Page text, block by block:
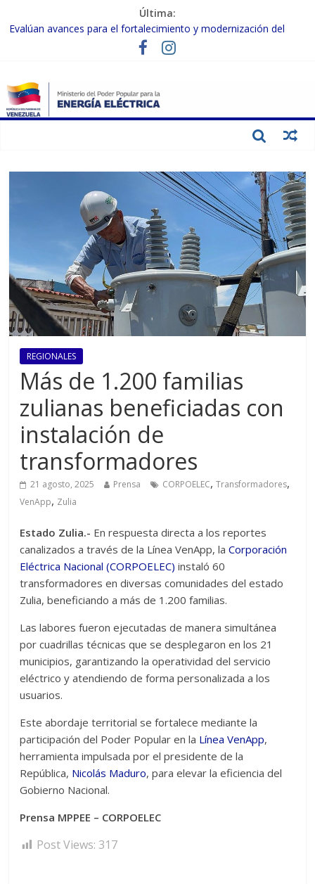
Última:
Evalúan avances para el fortalecimiento y modernización del
Inspeccionan trabajos de rehabilitación en instalaciones del SEN
Gobierno Nacional activa plan preventivo para fortalecer el SEN
ante el fenómeno de El Niño
Termocarabobo recupera el 50% de su capacidad de generación
REGIONALES
Más de 1.200 familias
zulianas beneficiadas con
instalación de
transformadores
21 agosto, 2025 Prensa CORPOELEC,Transformadores,
VenApp, Zulia
Estado Zulia.- En respuesta directa a los reportes
canalizados a través de la Línea VenApp, laCorporación
Eléctrica Nacional (CORPOELEC)instaló 60
transformadores en diversas comunidades del estado
Zulia, beneficiando a más de 1.200 familias.
Las labores fueron ejecutadas de manera simultánea
por cuadrillas técnicas que se desplegaron en los 21
municipios, garantizando la operatividad del servicio
eléctrico y atendiendo de forma personalizada a los
usuarios.
Este abordaje territorial se fortalece mediante la
participación del Poder Popular en la Línea VenApp,
herramienta impulsada por el presidente de la
República, Nicolás Maduro, para elevar la eficiencia del
Gobierno Nacional.
Prensa MPPEE – CORPOELEC
Post Views: 317